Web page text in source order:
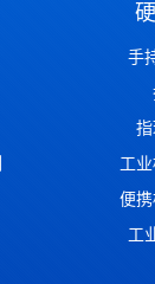
手
工
便
工